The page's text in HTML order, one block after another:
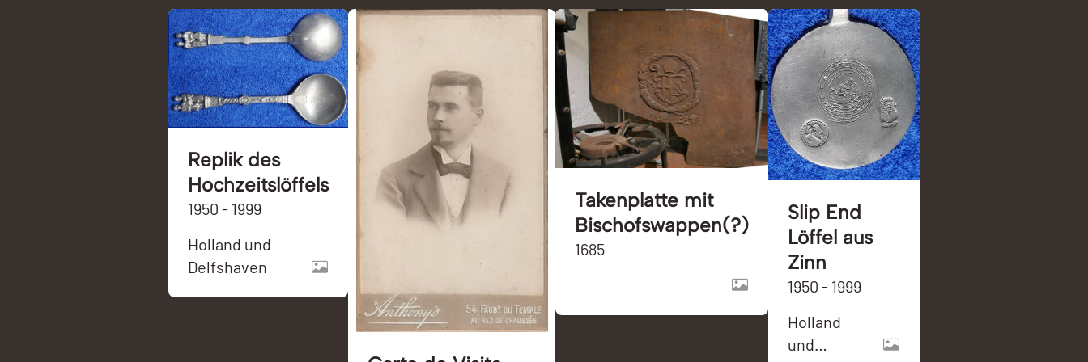
Replik des
Hochzeitslöffels
1950 - 1999
Holland und
Delfshaven
Takenplatte mit
Bischofswappen(?)
1685
Slip End
Löffel aus
Zinn
1950 - 1999
Holland
und